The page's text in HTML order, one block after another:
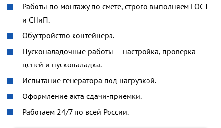
Работы по монтажу по смете, строго выполняем ГОСТ
и СНиП.
Обустройство контейнера.
Пусконаладочные работы — настройка, проверка
цепей и пусконаладка.
Испытание генератора под нагрузкой.
Оформление акта сдачи-приемки.
Работаем 24/7 по всей России.